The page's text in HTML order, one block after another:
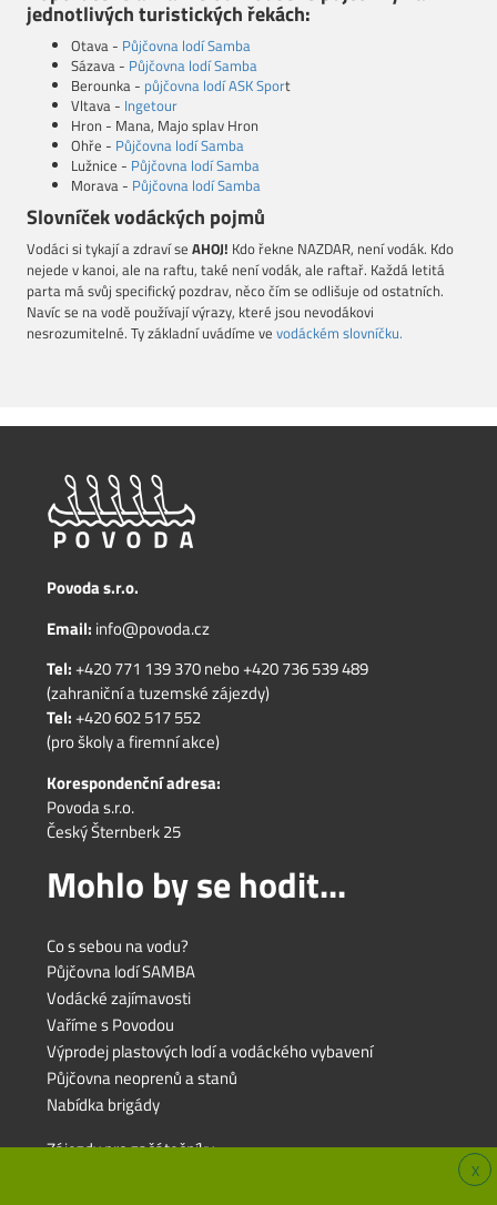
jednotlivých turistických řekách:
Otava - Půjčovna lodí Samba
Sázava - Půjčovna lodí Samba
Berounka - půjčovna lodí ASK Sport
Vltava - Ingetour
Hron - Mana, Majo splav Hron
Ohře - Půjčovna lodí Samba
Lužnice - Půjčovna lodí Samba
Morava - Půjčovna lodí Samba
Slovníček vodáckých pojmů
Vodáci si tykají a zdraví se AHOJ! Kdo řekne NAZDAR, není vodák. Kdo
nejede v kanoi, ale na raftu, také není vodák, ale raftař. Každá letitá
parta má svůj specifický pozdrav, něco čím se odlišuje od ostatních.
Navíc se na vodě používají výrazy, které jsou nevodákovi
nesrozumitelné. Ty základní uvádíme ve vodáckém slovníčku.
Povoda s.r.o.
Email: info@povoda.cz
Tel:+420 771 139 370nebo+420 736 539 489
(zahraniční a tuzemské zájezdy)
Tel:+420 602 517 552
(pro školy a firemní akce)
Korespondenční adresa:
Povoda s.r.o.
Český Šternberk 25
Mohlo by se hodit...
Co s sebou na vodu?
Půjčovna lodí SAMBA
Vodácké zajímavosti
Vaříme s Povodou
Výprodej plastových lodí a vodáckého vybavení
Půjčovna neoprenů a stanů
Nabídka brigády
Zájezdy pro začátečníky
X